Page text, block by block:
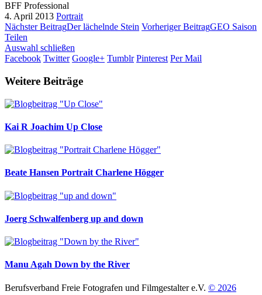
BFF Professional
4. April 2013 Portrait
Nächster BeitragDer lächelnde Stein Vorheriger BeitragGEO Saison
Teilen
Auswahl schließen
Facebook Twitter Google+ Tumblr Pinterest Per Mail
Weitere Beiträge
Kai R Joachim Up Close
Beate Hansen Portrait Charlene Högger
Joerg Schwalfenberg up and down
Manu Agah Down by the River
Berufsverband Freie Fotografen und Filmgestalter e.V. © 2026